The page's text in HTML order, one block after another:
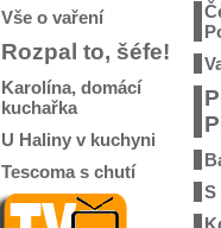
Vše o vaření
Rozpal to, šéfe!
Karolína, domácí
kuchařka
U Haliny v kuchyni
Tescoma s chutí
S